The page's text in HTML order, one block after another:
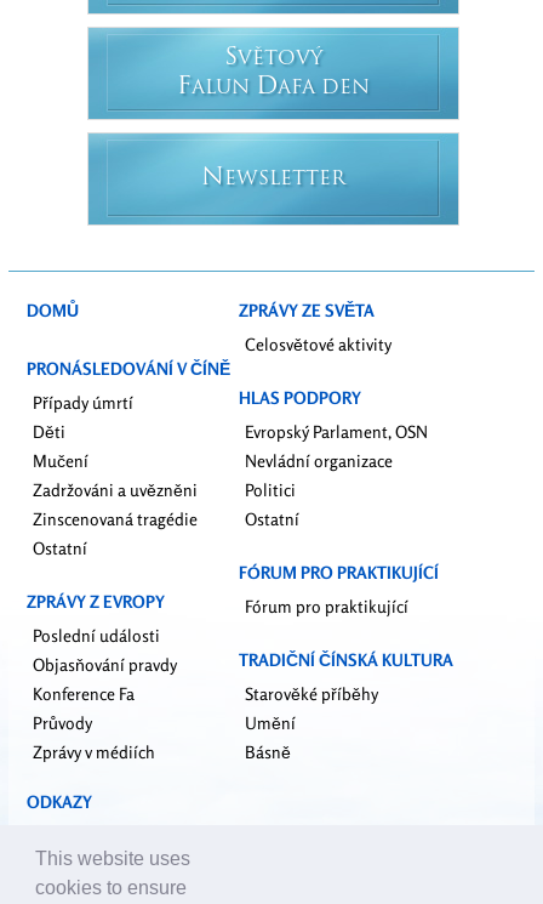
SVĚTOVÝ
FALUN DAFA DEN
N EWSLETTER
DOMŮ
PRONÁSLEDOVÁNÍ V ČÍNĚ
Případy úmrtí
Děti
Mučení
Zadržováni a uvězněni
Zinscenovaná tragédie
Ostatní
ZPRÁVY Z EVROPY
Poslední události
Objasňování pravdy
Konference Fa
Průvody
Zprávy v médiích
ZPRÁVY ZE SVĚTA
Celosvětové aktivity
HLAS PODPORY
Evropský Parlament, OSN
Nevládní organizace
Politici
Ostatní
FÓRUM PRO PRAKTIKUJÍCÍ
Fórum pro praktikující
TRADIČNÍ ČÍNSKÁ KULTURA
Starověké příběhy
Umění
Básně
ODKAZY
faluninfo.net
minghui.org
This website uses
cookies to ensure